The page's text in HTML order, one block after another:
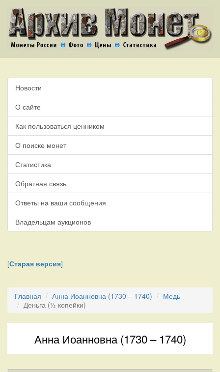
Новости
О сайте
Как пользоваться ценником
О поиске монет
Статистика
Обратная связь
Ответы на ваши сообщения
Владельцам аукционов
[Старая версия]
Главная Анна Иоанновна (1730 – 1740)
Медь
Деньга (½ копейки)
Анна Иоанновна (1730 – 1740)